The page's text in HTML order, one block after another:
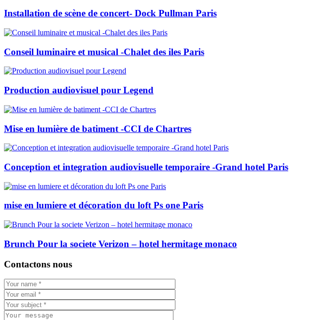
Installation de scène de concert- Dock Pullman Paris
Conseil luminaire et musical -Chalet des iles Paris
Production audiovisuel pour Legend
Mise en lumière de batiment -CCI de Chartres
Conception et integration audiovisuelle temporaire -Grand hotel Paris
mise en lumiere et décoration du loft Ps one Paris
Brunch Pour la societe Verizon – hotel hermitage monaco
Contactons nous